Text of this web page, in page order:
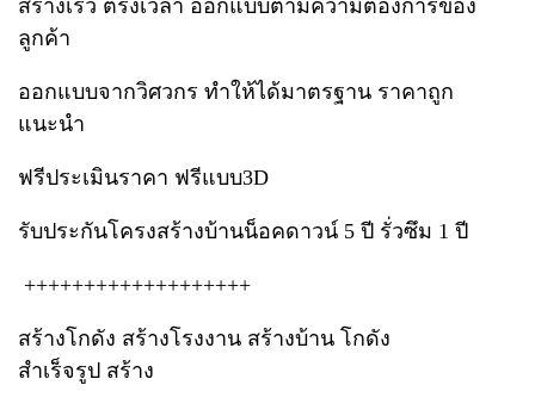
สร้างเร็ว ตรงเวลา ออกแบบตามความต้องการของ
ลูกค้า
ออกแบบจากวิศวกร ทำให้ได้มาตรฐาน ราคาถูก
แนะนำ
ฟรีประเมินราคา ฟรีแบบ3D
รับประกันโครงสร้างบ้านน็อคดาวน์ 5 ปี รั่วซึม 1 ปี
+++++++++++++++++++
สร้างโกดัง สร้างโรงงาน สร้างบ้าน โกดัง
สำเร็จรูป สร้าง